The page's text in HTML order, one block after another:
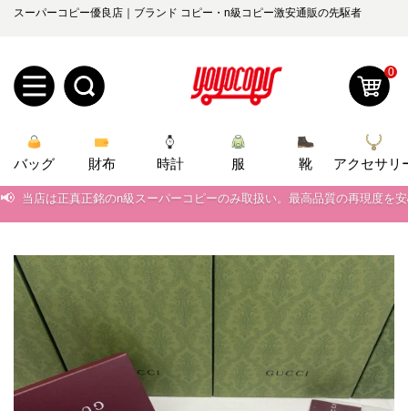
スーパーコピー優良店｜ブランド コピー・n級コピー激安通販の先駆者
規
ユ
ザ
ロ
グ
ン
yoyocopys@gmail.com
0
バッグ 財布 時計 服 靴
アクセサリ
当店は正真正銘のn級スーパーコピーのみ取扱い。最高品質の再現度を
2026春の新作続々更新中！期間中のご注文でお得な割引をご利用いただ
新作入荷！ルイ・ヴィトンスーパーコピー バッグ最新モデルが登場。